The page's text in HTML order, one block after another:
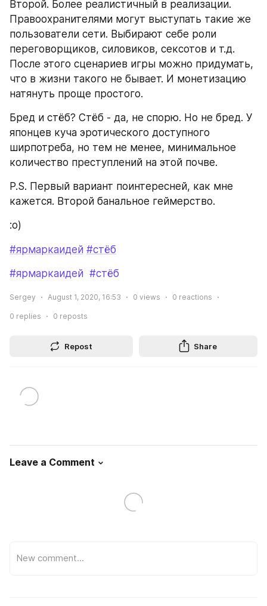
Второй. Более реалистичный в реализации.
Правоохранителями могут выступать такие же
пользователи сети. Выбирают себе роли
переговорщиков, силовиков, сексотов и т.д.
После этого сценариев игры можно придумать,
что в жизни такого не бывает. И монетизацию
натянуть проще простого.
Бред и стёб? Стёб - да, не спорю. Но не бред. У
японцев куча эротического доступного
ширпотреба, но тем не менее, минимальное
количество преступлений на этой почве.
P.S. Первый вариант поинтересней, как мне
кажется. Второй банальное геймерство.
:о)
#ярмаркаидей #стёб
#ярмаркаидей #стёб
Sergey August 1, 2020, 16:53 0 views 0 reactions
0 replies 0 reposts
Repost Share
Leave a Comment